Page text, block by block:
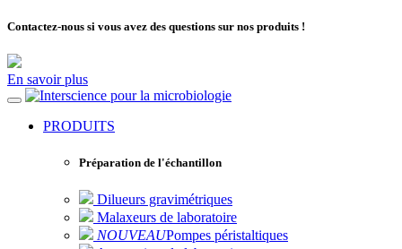
Contactez-nous si vous avez des questions sur nos produits !
En savoir plus
pour la microbiologie
PRODUITS
Préparation de l'échantillon
Dilueurs gravimétriques
Malaxeurs de laboratoire
NOUVEAUPompes péristaltiques